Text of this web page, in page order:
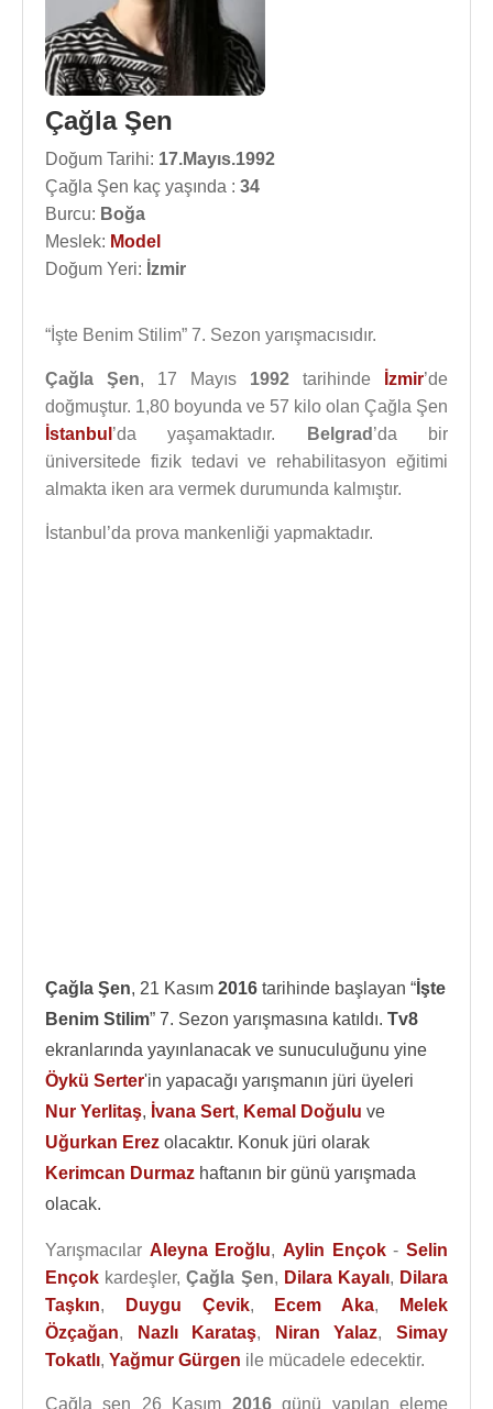
Çağla Şen
Doğum Tarihi: 17.Mayıs.1992
Çağla Şen kaç yaşında : 34
Burcu: Boğa
Meslek: Model
Doğum Yeri: İzmir
“İşte Benim Stilim” 7. Sezon yarışmacısıdır.
Çağla Şen, 17 Mayıs 1992 tarihinde İzmir’de
doğmuştur. 1,80 boyunda ve 57 kilo olan Çağla Şen
İstanbul ’da yaşamaktadır. Belgrad ’da bir
üniversitede fizik tedavi ve rehabilitasyon eğitimi
almakta iken ara vermek durumunda kalmıştır.
İstanbul’da prova mankenliği yapmaktadır.
Çağla Şen, 21 Kasım 2016 tarihinde başlayan “ İşte
Benim Stilim” 7. Sezon yarışmasına katıldı. Tv8
ekranlarında yayınlanacak ve sunuculuğunu yine
Öykü Serter'in yapacağı yarışmanın jüri üyeleri
Nur Yerlitaş, İvana Sert, Kemal Doğulu ve
Uğurkan Erez olacaktır. Konuk jüri olarak
Kerimcan Durmaz haftanın bir günü yarışmada
olacak.
Yarışmacılar Aleyna Eroğlu,Aylin Ençok-Selin
Ençok kardeşler,Çağla Şen, Dilara Kayalı, Dilara
Taşkın, Duygu Çevik, Ecem Aka,
Melek
Özçağan, Nazlı Karataş, Niran Yalaz,Simay
Tokatlı, Yağmur Gürgen ile mücadele edecektir.
Çağla şen 26 Kasım 2016günü yapılan eleme